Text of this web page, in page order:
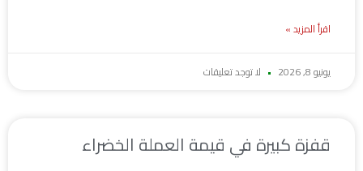
اقرأ المزيد »
يونيو 8, 2026 لا توجد تعليقات
قفزة كبيرة في قيمة العملة الخضراء